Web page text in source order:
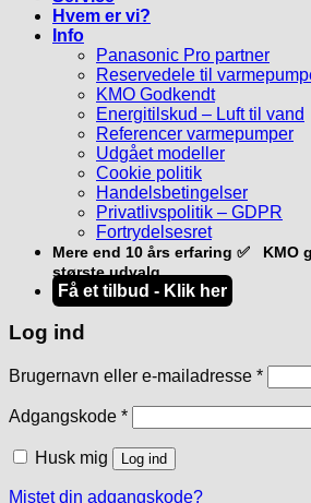
Hvem er vi?
Info
Panasonic Pro partner
Reservedele til
KMO Godkendt
Energitilskud – Luft til vand
Referencer varmepumper
Udgået modeller
Cookie politik
Handelsbetingelser
Privatlivspolitik – GDPR
Fortrydelsesret
Mere end 10 års erfaring ✅ KMO
største udvalg
Få et tilbud - Klik her
Log ind
Brugernavn eller e-mailadresse *
Adgangskode *Påkrævet
Husk mig Log ind
Mistet din adgangskode?